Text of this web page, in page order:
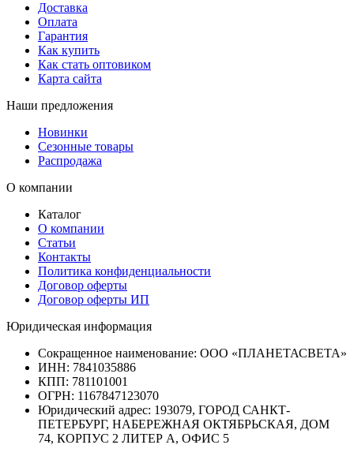
Доставка
Оплата
Гарантия
Как купить
Как стать оптовиком
Карта сайта
Наши предложения
Новинки
Сезонные товары
Распродажа
О компании
Каталог
О компании
Статьи
Контакты
Политика конфиденциальности
Договор оферты
Договор оферты ИП
Юридическая информация
Сокращенное наименование: ООО «ПЛАНЕТАСВЕТА»
ИНН: 7841035886
КПП: 781101001
ОГРН: 1167847123070
Юридический адрес: 193079, ГОРОД САНКТ-
ПЕТЕРБУРГ, НАБЕРЕЖНАЯ ОКТЯБРЬСКАЯ, ДОМ
74, КОРПУС 2 ЛИТЕР А, ОФИС 5